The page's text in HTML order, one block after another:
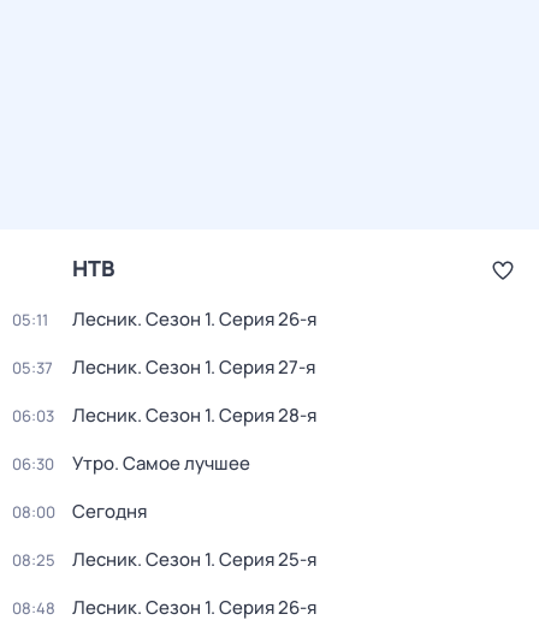
НТВ
05:11 Лесник. Сезон 1. Серия 26-я
05:37 Лесник. Сезон 1. Серия 27-я
06:03 Лесник. Сезон 1. Серия 28-я
06:30 Утро. Самое лучшее
08:00 Сегодня
08:25 Лесник. Сезон 1. Серия 25-я
08:48 Лесник. Сезон 1. Серия 26-я